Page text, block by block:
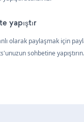
yapıştır
olarak paylaşmak için
sohbetine